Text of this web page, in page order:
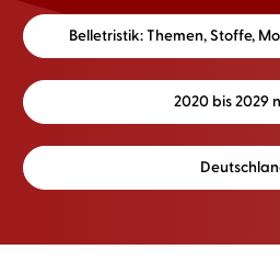
Belletristik: Themen, Stoffe,
2020 bis 2029